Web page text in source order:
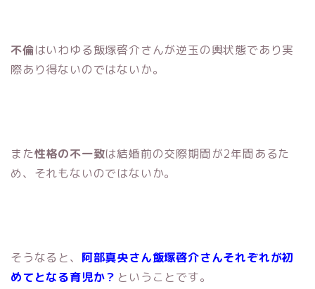
不倫はいわゆる飯塚啓介さんが逆玉の輿状態であり実
際あり得ないのではないか。
また性格の不一致は結婚前の交際期間が2年間あるた
め、それもないのではないか。
そうなると、 阿部真央さん飯塚啓介さんそれぞれが初
めてとなる育児か？ ということです。